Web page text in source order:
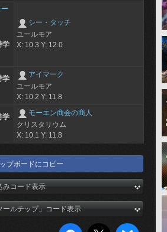
学
シー・タッチ
ユールモア
X: 10.3 Y: 12.0
学
アイマーク
ユールモア
X: 10.2 Y: 11.8
学
モーエン商会の商人
クリスタリウム
X: 10.1 Y: 11.8
プボードにコピー
みコード表示
ールチップ」コード表示